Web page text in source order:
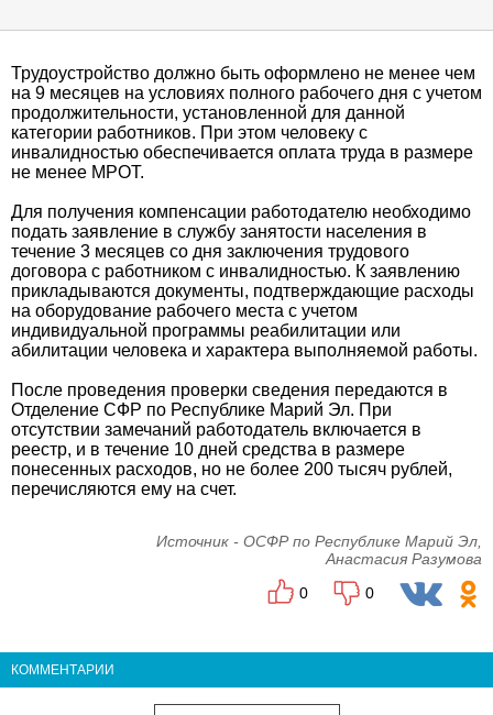
Трудоустройство должно быть оформлено не менее чем
на 9 месяцев на условиях полного рабочего дня с учетом
продолжительности, установленной для данной
категории работников. При этом человеку с
инвалидностью обеспечивается оплата труда в размере
не менее МРОТ.
Для получения компенсации работодателю необходимо
подать заявление в службу занятости населения в
течение 3 месяцев со дня заключения трудового
договора с работником с инвалидностью. К заявлению
прикладываются документы, подтверждающие расходы
на оборудование рабочего места с учетом
индивидуальной программы реабилитации или
абилитации человека и характера выполняемой работы.
После проведения проверки сведения передаются в
Отделение СФР по Республике Марий Эл. При
отсутствии замечаний работодатель включается в
реестр, и в течение 10 дней средства в размере
понесенных расходов, но не более 200 тысяч рублей,
перечисляются ему на счет.
Источник - ОСФР по Республике Марий Эл,
Анастасия Разумова
0
0
КОММЕНТАРИИ